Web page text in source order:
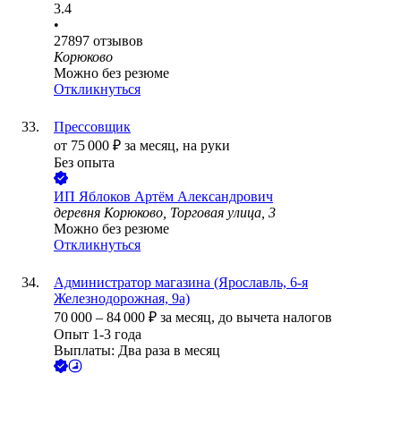
3.4
•
27897 отзывов
Корюково
Можно без резюме
Откликнуться
Прессовщик
от 75 000 ₽ за месяц, на руки
Без опыта
ИП Яблоков Артём Александрович
деревня Корюково, Торговая улица, 3
Можно без резюме
Откликнуться
Администратор магазина (Ярославль, 6-я
Железнодорожная, 9а)
70 000 – 84 000 ₽ за месяц, до вычета налогов
Опыт 1-3 года
Выплаты: Два раза в месяц